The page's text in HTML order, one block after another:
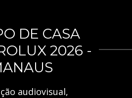
DE CASA
2026 -
audiovisual,